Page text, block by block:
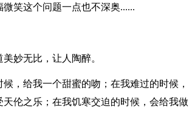
笑这个问题一点也不深奥......
妙无比，让人陶醉。
，给我一个甜蜜的吻；在我难过的时候，
伦之乐；在我饥寒交迫的时候，会给我做